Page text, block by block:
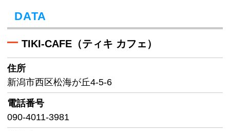
DATA
TIKI-CAFE（ティキ カフェ）
住所
新潟市西区松海が丘4-5-6
電話番号
090-4011-3981